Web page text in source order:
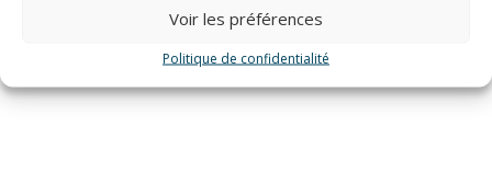
Voir les préférences
Politique de confidentialité
[Best_Wordpress_Gallery id= »19″ gal_title= »Cancale »]